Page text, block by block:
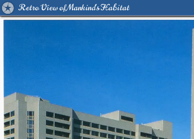
Retro View of Mankind's Habitat